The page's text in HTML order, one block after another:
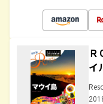
イ